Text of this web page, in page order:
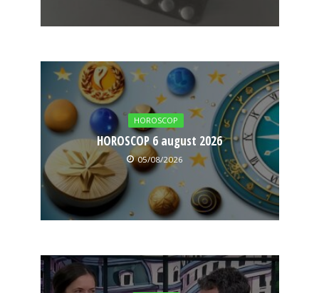
HOROSCOP
HOROSCOP 6 august 2026
05/08/2026